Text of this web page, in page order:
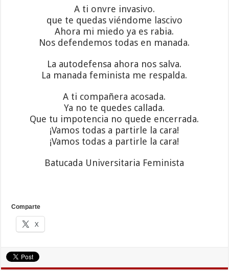
A ti onvre invasivo.
que te quedas viéndome lascivo
Ahora mi miedo ya es rabia.
Nos defendemos todas en manada.
La autodefensa ahora nos salva.
La manada feminista me respalda.
A ti compañera acosada.
Ya no te quedes callada.
Que tu impotencia no quede encerrada.
¡Vamos todas a partirle la cara!
¡Vamos todas a partirle la cara!
Batucada Universitaria Feminista
Comparte
X